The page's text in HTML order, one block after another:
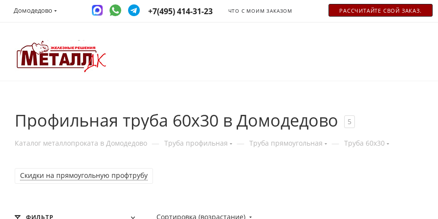
Домодедово +7(495) 414-31-23 ЧТО С МОИМ ЗАКАЗОМ РАСCЧИТАЙТЕ СВОЙ ЗАКАЗ.
Профильная труба 60x30 в Домодедово 5
Каталог металлопроката в Домодедово — Труба профильная — Труба прямоугольная — Труба 60x30
Скидки на прямоугольную профтрубу
Сортировка (возрастание)
ФИЛЬТР